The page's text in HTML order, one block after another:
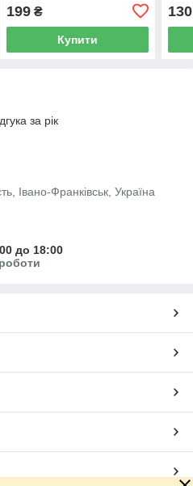
199₴
Купити
130
за рік
Івано-Франківськ, Україна
до 18:00